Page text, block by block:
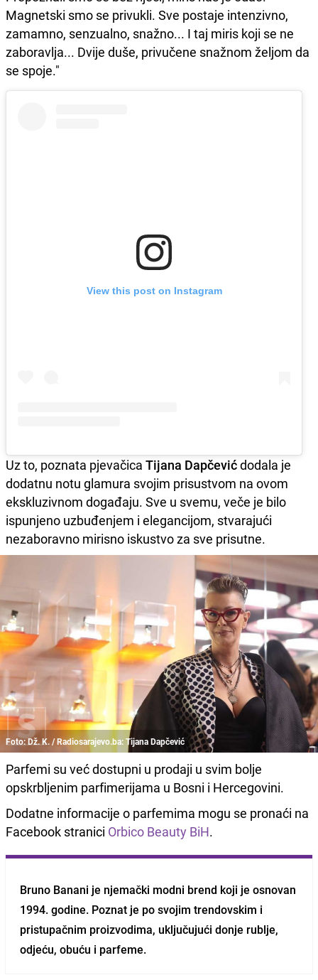
Magnetski smo se privukli. Sve postaje intenzivno,
zamamno, senzualno, snažno... I taj miris koji se ne
zaboravlja... Dvije duše, privučene snažnom željom da
se spoje."
View this post on Instagram
Uz to, poznata pjevačica Tijana Dapčevićdodala je
dodatnu notu glamura svojim prisustvom na ovom
ekskluzivnom događaju. Sve u svemu, veče je bilo
ispunjeno uzbuđenjem i elegancijom, stvarajući
nezaboravno mirisno iskustvo za sve prisutne.
Foto: Dž. K. / Radiosarajevo.ba: Tijana Dapčević
Parfemi su već dostupni u prodaji u svim bolje
opskrbljenim parfimerijama u Bosni i Hercegovini.
Dodatne informacije o parfemima mogu se pronaći na
Facebook stranici Orbico Beauty BiH.
Bruno Banani je njemački modni brend koji je osnovan
1994. godine. Poznat je po svojim trendovskim i
pristupačnim proizvodima, uključujući donje rublje,
odjeću, obuću i parfeme.